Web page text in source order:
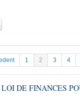
... )
1 2 3 4
DE FINANCES